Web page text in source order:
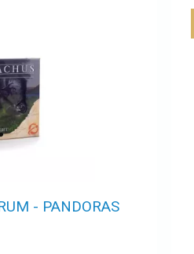
- PANDORAS